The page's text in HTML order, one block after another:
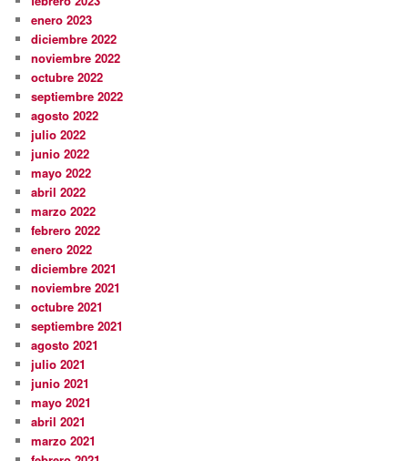
enero 2023
diciembre 2022
noviembre 2022
octubre 2022
septiembre 2022
agosto 2022
julio 2022
junio 2022
mayo 2022
abril 2022
marzo 2022
febrero 2022
enero 2022
diciembre 2021
noviembre 2021
octubre 2021
septiembre 2021
agosto 2021
julio 2021
junio 2021
mayo 2021
abril 2021
marzo 2021